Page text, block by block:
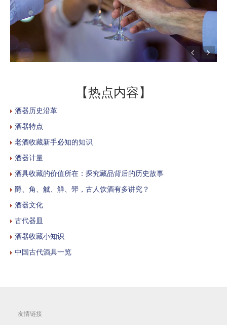
【热点内容】
酒器历史沿革
酒器特点
老酒收藏新手必知的知识
酒器计量
酒具收藏的价值所在：探究藏品背后的历史故事
爵、角、觥、觯、斝，古人饮酒有多讲究？
酒器文化
古代器皿
酒器收藏小知识
中国古代酒具一览
友情链接